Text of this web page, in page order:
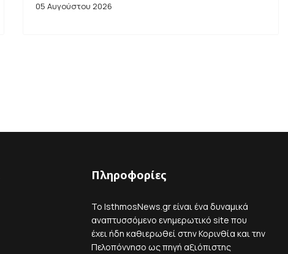
05 Αυγούστου 2026
Πληροφορίες
Το IsthmosNews.gr είναι ένα δυναμικά
αναπτυσσόμενο ενημερωτικό site που
έχει ήδη καθιερωθεί στην Κορινθία και την
Πελοπόννησο ως πηγή αξιόπιστης